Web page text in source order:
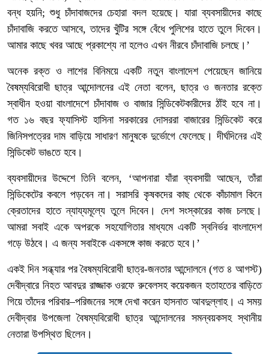
বন্ধ হয়নি; শুধু চাঁদাবাজদের চেহারা বদল হয়েছে। যারা ব্যবসায়ীদের কাছে
চাঁদাবাজি করতে আসবে, তাদের খুঁটির সঙ্গে বেঁধে পুলিশের হাতে তুলে দিবেন।
আমার কাছে খবর আছে প্রকাশ্যে না হলেও এখন নীরবে চাঁদাবাজি চলছে।’
অনেক রক্ত ও লাশের বিনিময়ে একটি নতুন বাংলাদেশ পেয়েছেন জানিয়ে
বৈষম্যবিরোধী ছাত্র আন্দোলনের এই নেতা বলেন, ছাত্র ও জনতার রক্তে
স্বাধীন হওয়া বাংলাদেশে চাঁদাবাজ ও বাজার সিন্ডিকেটকারীদের ঠাঁই হবে না।
গত ১৬ বছর ফ্যাসিস্ট হাসিনা সরকারের দোসররা বাজারের সিন্ডিকেট করে
জিনিসপত্রের দাম বাড়িয়ে সাধারণ মানুষকে দুর্ভোগে ফেলেছে। দীর্ঘদিনের এই
সিন্ডিকেট ভাঙতে হবে।
ব্যবসায়ীদের উদ্দেশে তিনি বলেন, ‘আপনারা যাঁরা ব্যবসায়ী আছেন, তাঁরা
সিন্ডিকেটের কবলে পড়বেন না। সরাসরি কৃষকদের কাছ থেকে কাঁচামাল কিনে
ক্রেতাদের হাতে ন্যায্যমূল্যে তুলে দিবেন। দেশ সংস্কারের কাজ চলছে।
আমরা সবাই একে অপরকে সহযোগিতার মাধ্যমে একটি স্বনির্ভর বাংলাদেশ
গড়ে উঠবে। এ জন্য সবাইকে একসঙ্গে কাজ করতে হবে।’
একই দিন সন্ধ্যার পর বৈষম্যবিরোধী ছাত্র-জনতার আন্দোলনে (গত ৪ আগস্ট)
দেবীদ্বারে নিহত আবদুর রাজ্জাক ওরফে রুবেলসহ কয়েকজন হতাহতের বাড়িতে
গিয়ে তাঁদের পরিবার–পরিজনের সঙ্গে দেখা করেন হাসনাত আবদুল্লাহ। এ সময়
দেবীদ্বার উপজেলা বৈষম্যবিরোধী ছাত্র আন্দোলনের সমন্বয়কসহ স্থানীয়
নেতারা উপস্থিত ছিলেন।